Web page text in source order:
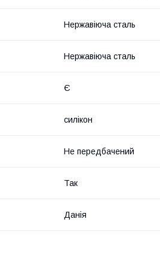
Нержавіюча сталь
Нержавіюча сталь
Є
силікон
Не передбачений
Так
Данія